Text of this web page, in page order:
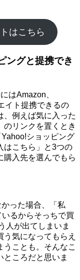
はこちら
ングと提携でき
はAmazon、
イト提携できるの
、例えば気に入った
のリンクを置くとき
ショッピング
はこちら」と3つの
購入先を選んでもら
った場合、「私
るからそっちで買
人が出てしまいま
気になってもらえ
ことも。そんなこ
ところだと思いま